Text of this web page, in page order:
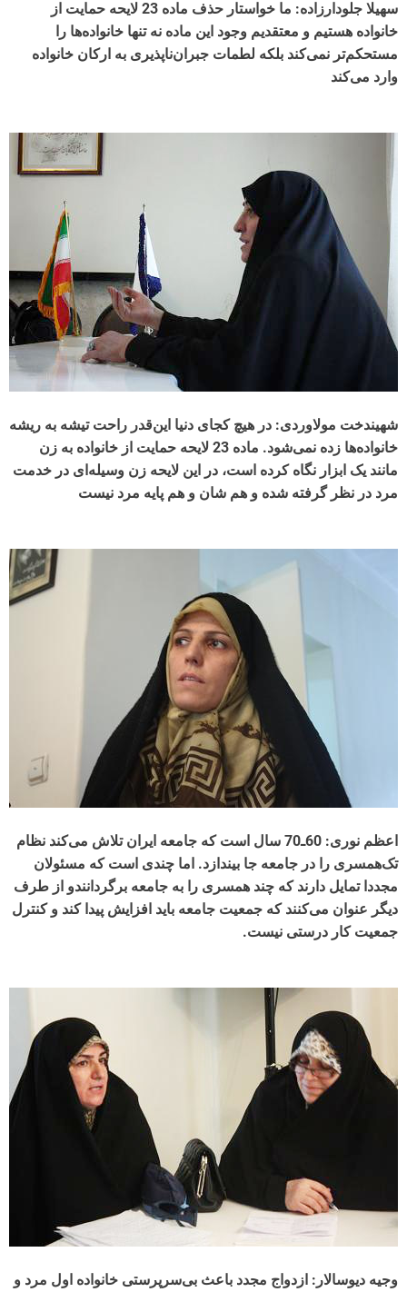
سهیلا جلودارزاده: ما خواستار حذف ماده 23 لایحه حمایت از
خانواده هستیم و معتقدیم وجود این ماده نه تنها خانواده‌ها را
مستحکم‌تر نمی‌کند بلکه لطمات جبران‌ناپذیری به ارکان خانواده
وارد می‌کند
شهیندخت مولاوردی: در هیچ کجای دنیا این‌قدر راحت تیشه به ریشه
خانواده‌ها زده نمی‌شود. ماده 23 لایحه حمایت از خانواده به زن
مانند یک ابزار نگاه کرده است، در این لایحه زن وسیله‌ای در خدمت
مرد در نظر گرفته شده و هم شان و هم پایه مرد نیست
اعظم نوری: 60ـ70 سال است که جامعه ایران تلاش می‌کند نظام
تک‌همسری را در جامعه جا بیندازد. اما چندی است که مسئولان
مجددا تمایل دارند که چند همسری را به جامعه برگردانندو از طرف
دیگر عنوان می‌کنند که جمعیت جامعه باید افزایش پیدا کند و کنترل
جمعیت کار درستی نیست.
وجیه دیوسالار: ازدواج مجدد باعث بی‌سرپرستی خانواده اول مرد و